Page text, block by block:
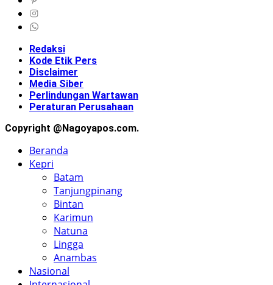
Redaksi
Kode Etik Pers
Disclaimer
Media Siber
Perlindungan Wartawan
Peraturan Perusahaan
Copyright @Nagoyapos.com.
Beranda
Kepri
Batam
Tanjungpinang
Bintan
Karimun
Natuna
Lingga
Anambas
Nasional